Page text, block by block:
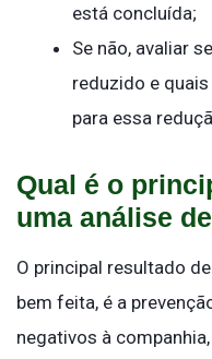
está concluída;
Se não, avaliar
reduzido e
para essa
Qual é o
uma análise
O principal resultado
bem feita, é a
negativos à